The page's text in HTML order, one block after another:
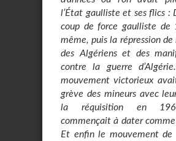
l’État gaulliste et ses flics :
coup de force gaulliste de
même, puis la répression
des Algériens et des
contre la guerre
mouvement victorieux
grève des mineurs avec
la réquisition en
commençait à dater
Et enfin le mouvement de